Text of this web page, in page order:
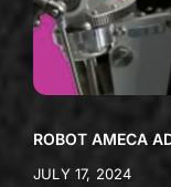
ROBOT AMECA
JULY 17, 2024